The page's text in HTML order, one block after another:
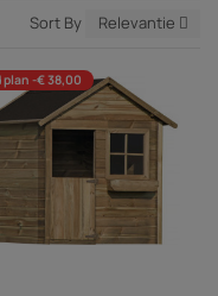
Sort By Relevantie
plan -€ 38,00